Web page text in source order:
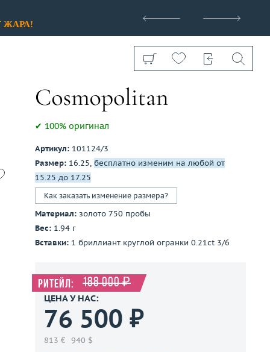
ЖАРА!
Показать все
✔ 100% оригинал
Артикул: 101124/3
Размер: 16.25, бесплатно изменим на любой от
15.25 до 17.25
Как заказать изменение размера?
Материал: золото 750 пробы
Вес: 1.94 г
Вставки: 1 бриллиант круглой огранки 0.21ct 3/6
Ритейл: 188 000 ₽
ЦЕНА У НАС:
76 500 ₽
813 € 940 $